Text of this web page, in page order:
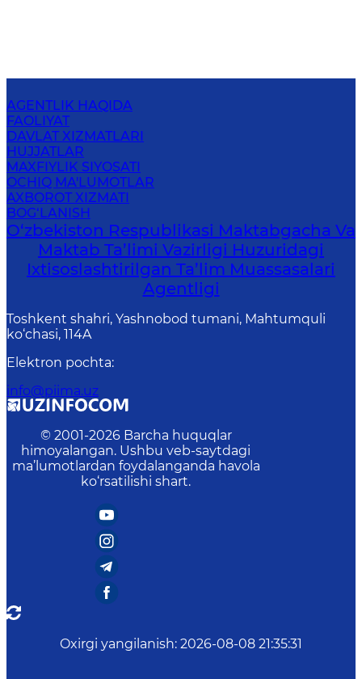
AGENTLIK HAQIDA
FAOLIYAT
DAVLAT XIZMATLARI
HUJJATLAR
MAXFIYLIK SIYOSATI
OCHIQ MA'LUMOTLAR
AXBOROT XIZMATI
BOG‘LANISH
O‘zbekiston Respublikasi Maktabgacha Va
Maktab Ta’limi Vazirligi Huzuridagi
Ixtisoslashtirilgan Ta’lim Muassasalari
Agentligi
Toshkent shahri, Yashnobod tumani, Mahtumquli
ko‘chasi, 114A
Elektron pochta:
info@piima.uz
© 2001-2026 Barcha huquqlar
himoyalangan. Ushbu veb-saytdagi
ma’lumotlardan foydalanganda havola
ko‘rsatilishi shart.
Oxirgi yangilanish: 2026-08-08 21:35:31